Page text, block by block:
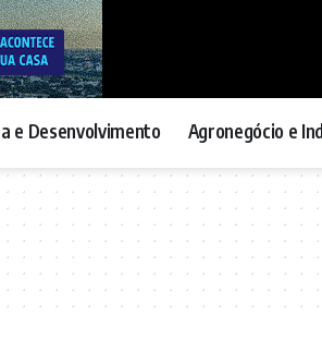
e Desenvolvimento Agronegócio e